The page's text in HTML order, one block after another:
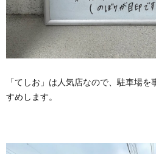
「てしお」は人気店なので、駐車場
すめします。